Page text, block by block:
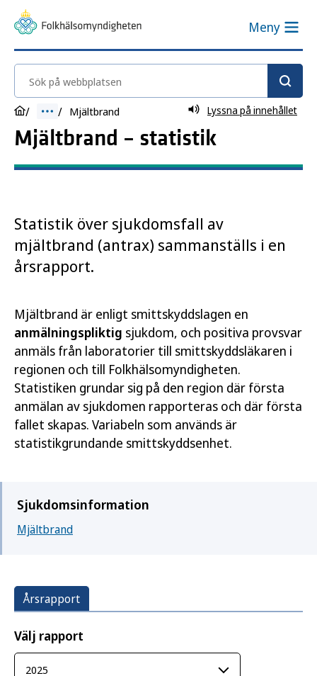
Meny
Sök på webbplatsen
Mjältbrand Lyssna på innehållet
Mjältbrand – statistik
Statistik över sjukdomsfall av
mjältbrand (antrax) sammanställs i en
årsrapport.
Mjältbrand är enligt smittskyddslagen en
anmälningspliktig sjukdom, och positiva provsvar
anmäls från laboratorier till smittskyddsläkaren i
regionen och till Folkhälsomyndigheten.
Statistiken grundar sig på den region där första
anmälan av sjukdomen rapporteras och där första
fallet skapas. Variabeln som används är
statistikgrundande smittskyddsenhet.
Sjukdomsinformation
Mjältbrand
Årsrapport
Välj rapport